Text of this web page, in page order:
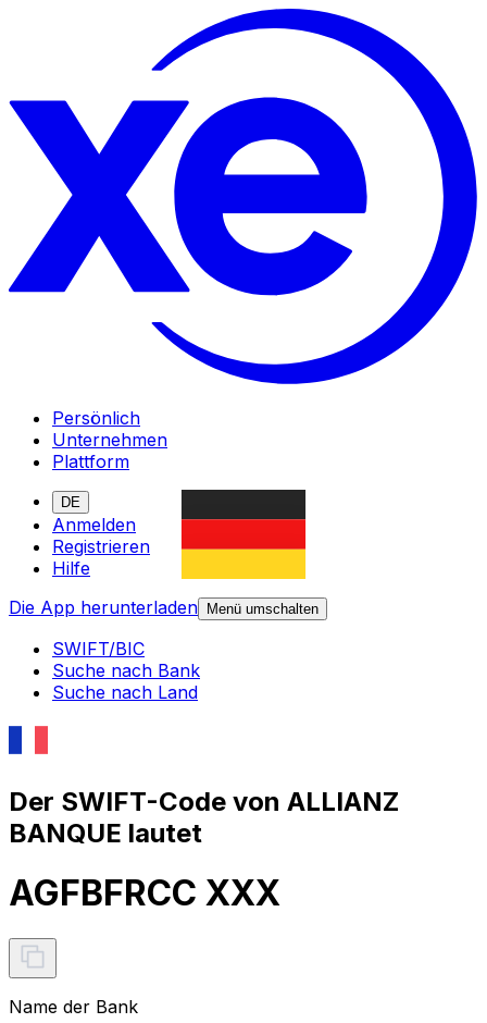
Persönlich
Unternehmen
Plattform
DE
Anmelden
Registrieren
Hilfe
Die App herunterladen
Menü umschalten
SWIFT/BIC
Suche nach Bank
Suche nach Land
Der SWIFT-Code von ALLIANZ
BANQUE lautet
AGFBFRCC XXX
Name der Bank